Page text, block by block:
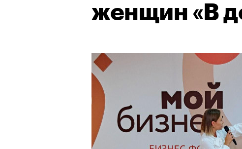
женщин «В